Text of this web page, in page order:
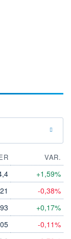
VAR.
+1,59%
-0,38%
+0,17%
-0,11%